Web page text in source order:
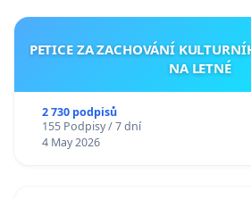
PETICE ZA ZACHOVÁNÍ
NA LETNÉ
2 730 podpisů
155 Podpisy / 7 dní
4 May 2026